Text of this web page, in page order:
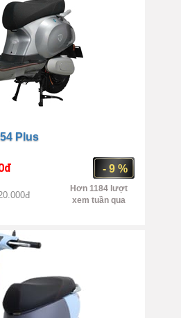
Plus
- 9 %
đ
Hơn 1184 lượt
xem tuần qua